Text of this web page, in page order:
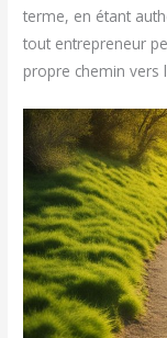
terme, en étant
tout entrepreneur
propre chemin vers